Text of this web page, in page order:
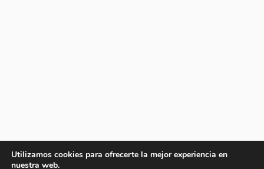
Utilizamos cookies para ofrecerte la mejor experiencia en
nuestra web.